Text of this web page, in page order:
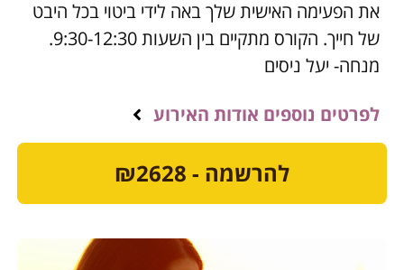
את הפעימה האישית שלך באה לידי ביטוי בכל היבט
של חייך. הקורס מתקיים בין השעות 9:30-12:30.
מנחה- יעל ניסים
לפרטים נוספים אודות האירוע
להרשמה - ₪2628